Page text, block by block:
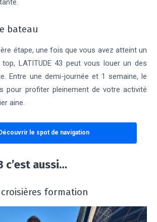
bateau
étape, une fois que vous avez atteint un
LATITUDE 43 peut vous louer un des
Entre une demi-journée et 1 semaine, le
pour profiter pleinement de votre activité
aine.
Découvrir le spot de navigation
c’est aussi…
croisières formation